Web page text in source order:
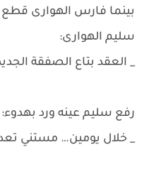
بينما فارس الهوارى
سليم الهوارى:
_ العقد بتاع الصفقة
رفع سليم عينه ورد بهدوء:
_ خلال يومين… مستني